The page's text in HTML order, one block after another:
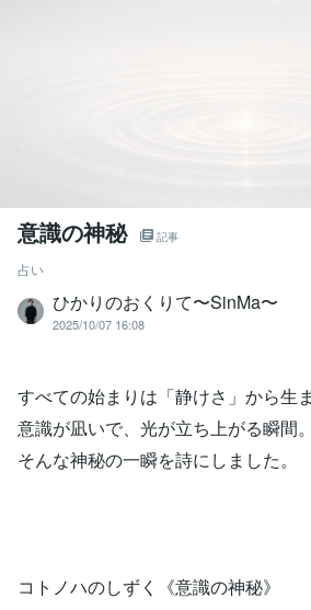
意識の神秘 記事
占い
ひかりのおくりて〜SinMa〜
2025/10/07 16:08
すべての始まりは「静けさ」から生
意識が凪いで、光が立ち上がる瞬間。
そんな神秘の一瞬を詩にしました。
コトノハのしずく《意識の神秘》